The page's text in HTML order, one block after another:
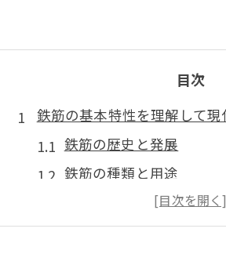
目次
鉄筋の基本特性を理解して
鉄筋の歴史と発展
鉄筋の種類と用途
鉄筋の化学的特性
鉄筋の物理的特性